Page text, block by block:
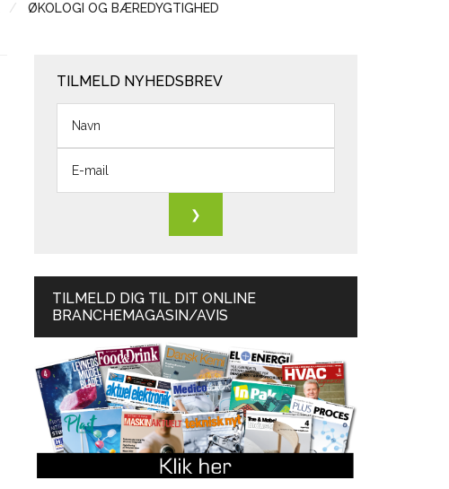
ØKOLOGI OG BÆREDYGTIGHED
TILMELD NYHEDSBREV
TILMELD DIG TIL DIT ONLINE
BRANCHEMAGASIN/AVIS